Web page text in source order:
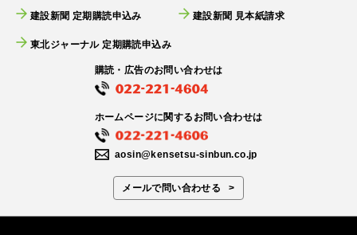
建設新聞 定期購読申込み 建設新聞 見本紙請求
東北ジャーナル 定期購読申込み
購読・広告のお問い合わせは
ホームページに関するお問い合わせは
aosin@kensetsu-sinbun.co.jp
メールで問い合わせる